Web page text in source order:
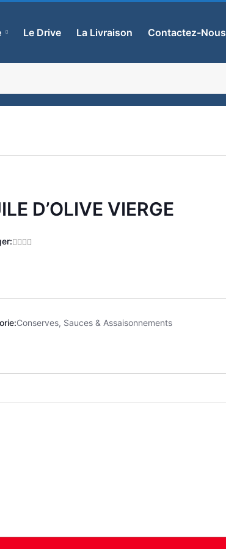
Le Drive La Livraison Contactez-Nous
D’OLIVE VIERGE
Conserves, Sauces & Assaisonnements